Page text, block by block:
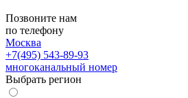
Позвоните нам
по телефону
Москва
+7(495) 543-89-93
многоканальный номер
Выбрать регион